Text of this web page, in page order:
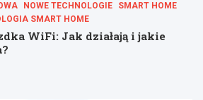
NOWE TECHNOLOGIE
SMART HOME
SMART HOME
WiFi: Jak działają i jakie